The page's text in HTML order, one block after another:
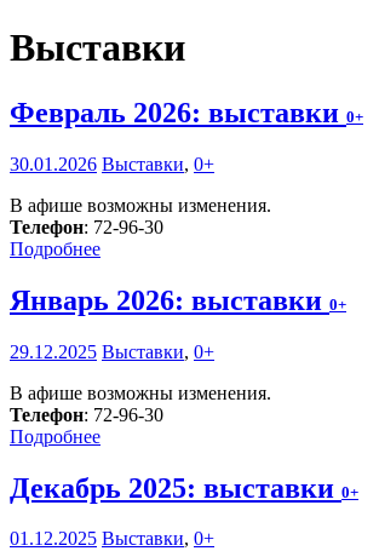
Выставки
Февраль 2026: выставки 0+
30.01.2026 Выставки, 0+
В афише возможны изменения.
Телефон: 72-96-30
Подробнее
Январь 2026: выставки 0+
29.12.2025 Выставки, 0+
В афише возможны изменения.
Телефон: 72-96-30
Подробнее
Декабрь 2025: выставки 0+
01.12.2025 Выставки, 0+